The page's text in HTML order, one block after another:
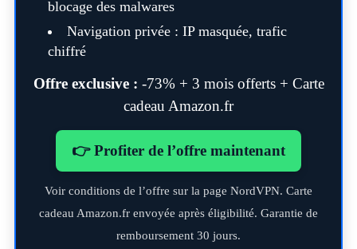
blocage des malwares
Navigation privée : IP masquée, trafic
chiffré
Offre exclusive : -73% + 3 mois offerts + Carte
cadeau Amazon.fr
👉 Profiter de l’offre maintenant
Voir conditions de l’offre sur la page NordVPN. Carte
cadeau Amazon.fr envoyée après éligibilité. Garantie de
remboursement 30 jours.